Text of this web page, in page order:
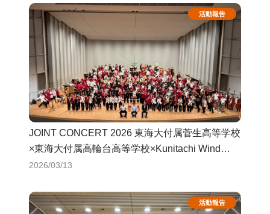
JOINT CONCERT 2026 東海大付属菅生高等学校
×東海大付属高輪台高等学校×Kunitachi Wind
Orchestra
2026/03/13